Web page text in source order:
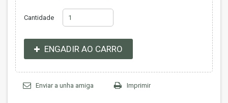
Cantidade
ENGADIR AO CARRO
Enviar a unha amiga Imprimir